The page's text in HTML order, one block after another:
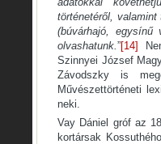
történetéről,
(búvárhajó,
olvashatunk.”[14]
Szinnyei József
Závodszky is
Művészettörténeti
neki.
Vay Dániel gróf az
kortársak